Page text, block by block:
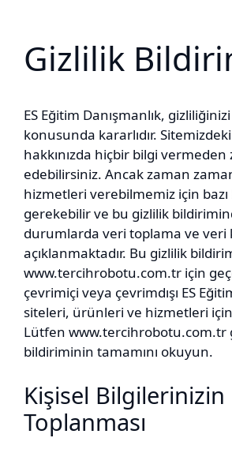
Gizlilik
ES Eğitim Danışmanlık,
konusunda kararlıdır.
hakkınızda hiçbir bilgi vermeden
edebilirsiniz. Ancak zaman
hizmetleri verebilmemiz için
gerekebilir ve bu gizlilik
durumlarda veri toplama ve veri
açıklanmaktadır. Bu gizlilik
www.tercihrobotu.com.tr için
çevrimiçi veya çevrimdışı ES
siteleri, ürünleri ve hizmetleri
Lütfen www.tercihrobotu.com.tr
bildiriminin tamamını okuyun.
Kişisel Bilgilerinizin
Toplanması